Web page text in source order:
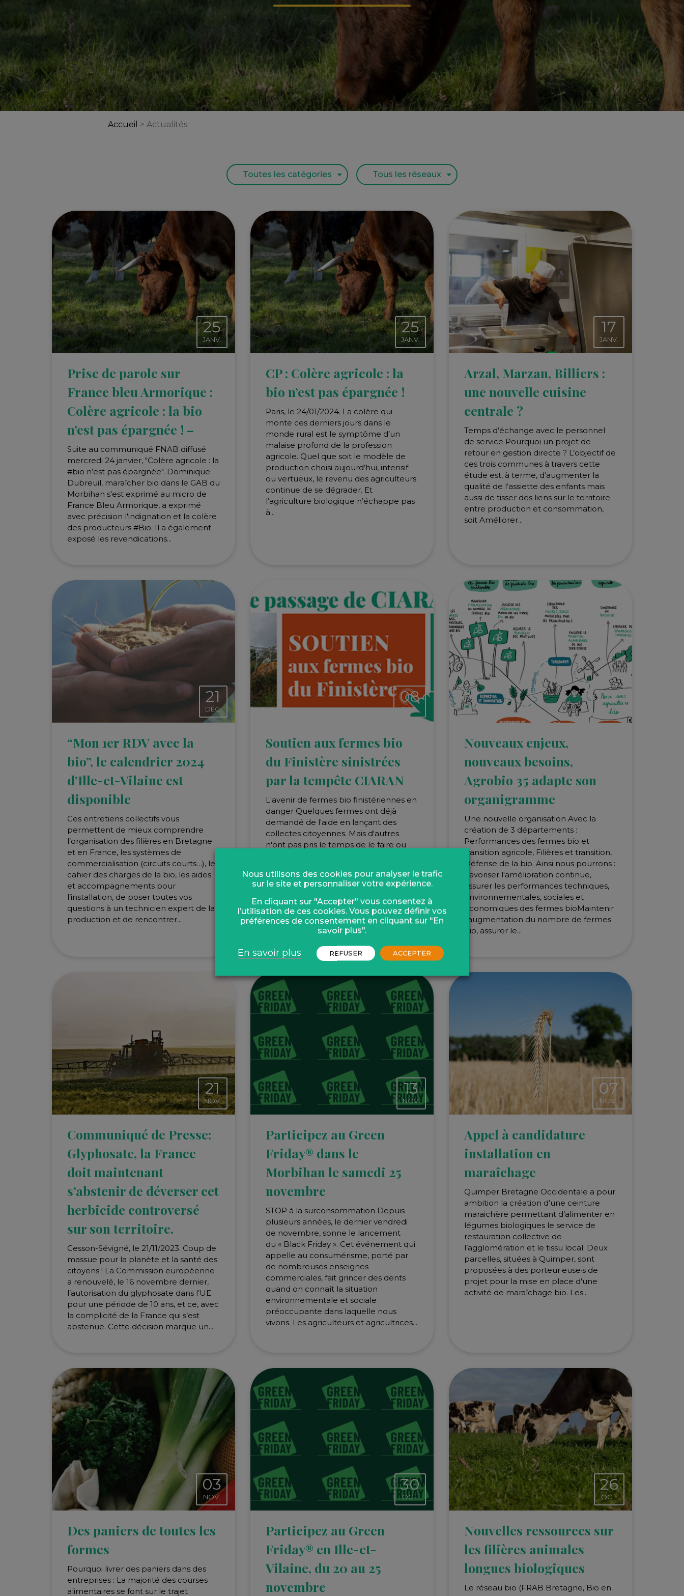
Accueil > Actualités
Toutes les catégories Tous les réseaux
25
JANV.
Prise de parole sur
France bleu Armorique :
Colère agricole : la bio
n’est pas épargnée ! –
Suite au communiqué FNAB diffusé
mercredi 24 janvier, "Colère agricole : la
#bio n’est pas épargnée". Dominique
Dubreuil, maraîcher bio dans le GAB du
Morbihan s'est exprimé au micro de
France Bleu Armorique, a exprimé
avec précision l'indignation et la colère
des producteurs #Bio. Il a également
exposé les revendications...
25
JANV.
CP : Colère agricole : la
bio n’est pas épargnée !
Paris, le 24/01/2024. La colère qui
monte ces derniers jours dans le
monde rural est le symptôme d’un
malaise profond de la profession
agricole. Quel que soit le modèle de
production choisi aujourd’hui, intensif
ou vertueux, le revenu des agriculteurs
continue de se dégrader. Et
l’agriculture biologique n’échappe pas
à...
17
JANV.
Arzal, Marzan, Billiers :
une nouvelle cuisine
centrale ?
Temps d’échange avec le personnel
de service Pourquoi un projet de
retour en gestion directe ? L’objectif de
ces trois communes à travers cette
étude est, à terme, d’augmenter la
qualité de l’assiette des enfants mais
aussi de tisser des liens sur le territoire
entre production et consommation,
soit Améliorer...
21
DÉC.
“Mon 1er RDV avec la
bio”, le calendrier 2024
d’Ille-et-Vilaine est
disponible
Ces entretiens collectifs vous
permettent de mieux comprendre
l’organisation des filières en Bretagne
et en France, les systèmes de
commercialisation (circuits courts…), le
cahier des charges de la bio, les aides
et accompagnements pour
l’installation, de poser toutes vos
questions à un technicien expert de la
production et de rencontrer...
08
DÉC.
Soutien aux fermes bio
du Finistère sinistrées
par la tempête CIARAN
L'avenir de fermes bio finistériennes en
danger Quelques fermes ont déjà
demandé de l'aide en lançant des
collectes citoyennes. Mais d'autres
n'ont pas pris le temps de le faire ou
Finistère lance cette campagne pour
venir en aide aux fermes...
07
DÉC.
Nouveaux enjeux,
nouveaux besoins,
Agrobio 35 adapte son
organigramme
Une nouvelle organisation Avec la
création de 3 départements :
Performances des fermes bio et
transition agricole, Filières et transition,
Défense de la bio. Ainsi nous pourrons :
Favoriser l'amélioration continue,
assurer les performances techniques,
environnementales, sociales et
économiques des fermes bioMaintenir
l'augmentation du nombre de fermes
bio, assurer le...
21
NOV.
Communiqué de Presse:
Glyphosate, la France
doit maintenant
s’abstenir de déverser cet
herbicide controversé
sur son territoire.
Cesson-Sévigné, le 21/11/2023. Coup de
massue pour la planète et la santé des
citoyens ! La Commission européenne
a renouvelé, le 16 novembre dernier,
l’autorisation du glyphosate dans l’UE
pour une période de 10 ans, et ce, avec
la complicité de la France qui s’est
abstenue. Cette décision marque un...
13
NOV.
Participez au Green
Friday® dans le
Morbihan le samedi 25
novembre
STOP à la surconsommation Depuis
plusieurs années, le dernier vendredi
de novembre, sonne le lancement
du « Black Friday ». Cet événement qui
appelle au consumérisme, porté par
de nombreuses enseignes
commerciales, fait grincer des dents
quand on connaît la situation
environnementale et sociale
préoccupante dans laquelle nous
vivons. Les agriculteurs et agricultrices...
07
NOV.
Appel à candidature
installation en
maraîchage
Quimper Bretagne Occidentale a pour
ambition la création d’une ceinture
maraichère permettant d’alimenter en
légumes biologiques le service de
restauration collective de
l’agglomération et le tissu local. Deux
parcelles, situées à Quimper, sont
proposées à des porteur·euse·s de
projet pour la mise en place d'une
activité de maraîchage bio. Les...
03
NOV.
Des paniers de toutes les
formes
Pourquoi livrer des paniers dans des
entreprises : La majorité des courses
alimentaires se font sur le trajet
30
OCT.
Participez au Green
Friday® en Ille-et-
Vilaine, du 20 au 25
novembre
26
OCT.
Nouvelles ressources sur
les filières animales
longues biologiques
Le réseau bio (FRAB Bretagne, Bio en
Nous utilisons des cookies pour analyser le trafic
sur le site et personnaliser votre expérience.
En cliquant sur "Accepter" vous consentez à
l’utilisation de ces cookies. Vous pouvez définir vos
préférences de consentement en cliquant sur "En
savoir plus".
En savoir plus REFUSER ACCEPTER